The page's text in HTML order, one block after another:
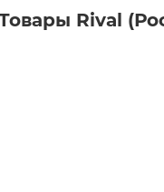
Rival